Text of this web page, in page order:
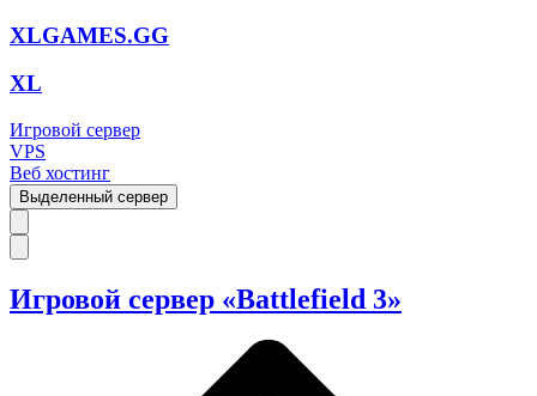
XLGAMES.GG
XL
Игровой сервер
VPS
Веб хостинг
Выделенный сервер
Игровой сервер «Battlefield 3»